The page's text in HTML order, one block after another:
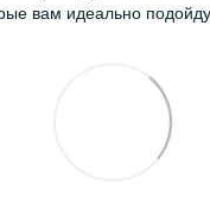
вам идеально